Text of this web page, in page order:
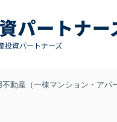
不動産（一棟マンション・ア